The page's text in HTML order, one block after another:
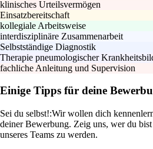
klinisches Urteilsvermögen
Einsatzbereitschaft
kollegiale Arbeitsweise
interdisziplinäre Zusammenarbeit
Selbstständige Diagnostik
Therapie pneumologischer
fachliche Anleitung und Supervision
Einige Tipps für deine
Sei du selbst!:Wir wollen dich
deiner Bewerbung. Zeig uns, wer du
unseres Teams zu werden.